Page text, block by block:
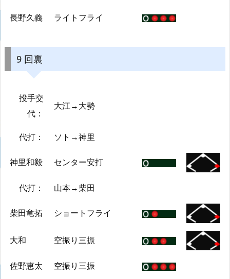
長野久義 ライトフライ
9 回裏
投手交
代：
大江→大勢
代打： ソト→神里
神里和毅 センター安打
代打： 山本→柴田
柴田竜拓 ショートフライ
大和 空振り三振
佐野恵太 空振り三振